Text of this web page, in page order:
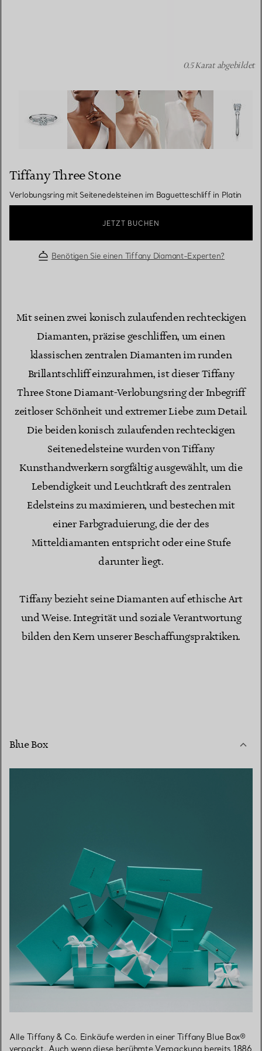
Tiffany Three Stone: Verlobungsring mit
0.5 Karat abgebildet
Tiffany Three Stone
Verlobungsring mit Seitenedelsteinen im Baguetteschliff in Platin
JETZT BUCHEN
Benötigen Sie einen Tiffany Diamant-Experten?
Mit seinen zwei konisch zulaufenden rechteckigen
Diamanten, präzise geschliffen, um einen
klassischen zentralen Diamanten im runden
Brillantschliff einzurahmen, ist dieser Tiffany
Three Stone Diamant-Verlobungsring der Inbegriff
zeitloser Schönheit und extremer Liebe zum Detail.
Die beiden konisch zulaufenden rechteckigen
Seitenedelsteine wurden von Tiffany
Kunsthandwerkern sorgfältig ausgewählt, um die
Lebendigkeit und Leuchtkraft des zentralen
Edelsteins zu maximieren, und bestechen mit
einer Farbgraduierung, die der des
Mitteldiamanten entspricht oder eine Stufe
darunter liegt.
Tiffany bezieht seine Diamanten auf ethische Art
und Weise. Integrität und soziale Verantwortung
bilden den Kern unserer Beschaffungspraktiken.
Blue Box
Alle Tiffany & Co. Einkäufe werden in einer Tiffany Blue Box®
verpackt. Auch wenn diese berühmte Verpackung bereits 1886